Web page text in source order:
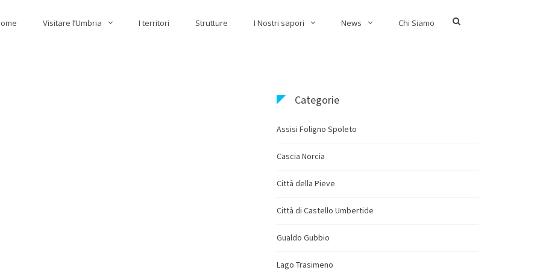
Visitare l’Umbria I territori Strutture I Nostri sapori News Chi Siamo
Show
Categorie
Assisi Foligno Spoleto
Cascia Norcia
Città della Pieve
Città di Castello Umbertide
Gualdo Gubbio
Lago Trasimeno